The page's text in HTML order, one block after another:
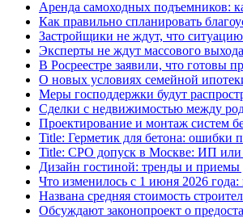
Аренда самоходных подъемников:
Как правильно спланировать
Застройщики не ждут, что
Эксперты не ждут массового
В Росреестре заявили, что готовы
О новых условиях семейной
Меры господдержки будут
Сделки с недвижимостью между
Проектирование и монтаж систем
Title: Герметик для бетона: ошибки
Title: СРО допуск в Москве: ИП
Дизайн гостиной: тренды и приемы
Что изменилось с 1 июня 2026
Названа средняя стоимость
Обсуждают законопроект о